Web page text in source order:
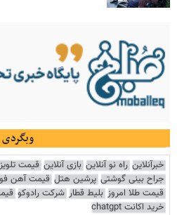
وبگردی
خبرآنلاین راه نو آنلاین بازی آنلاین قیمت
جراح بینی گوشتی پرشین هتل قیمت آهن
قیمت طلا امروز بلیط قطار شرکت رادوکو
خرید اکانت chatgpt